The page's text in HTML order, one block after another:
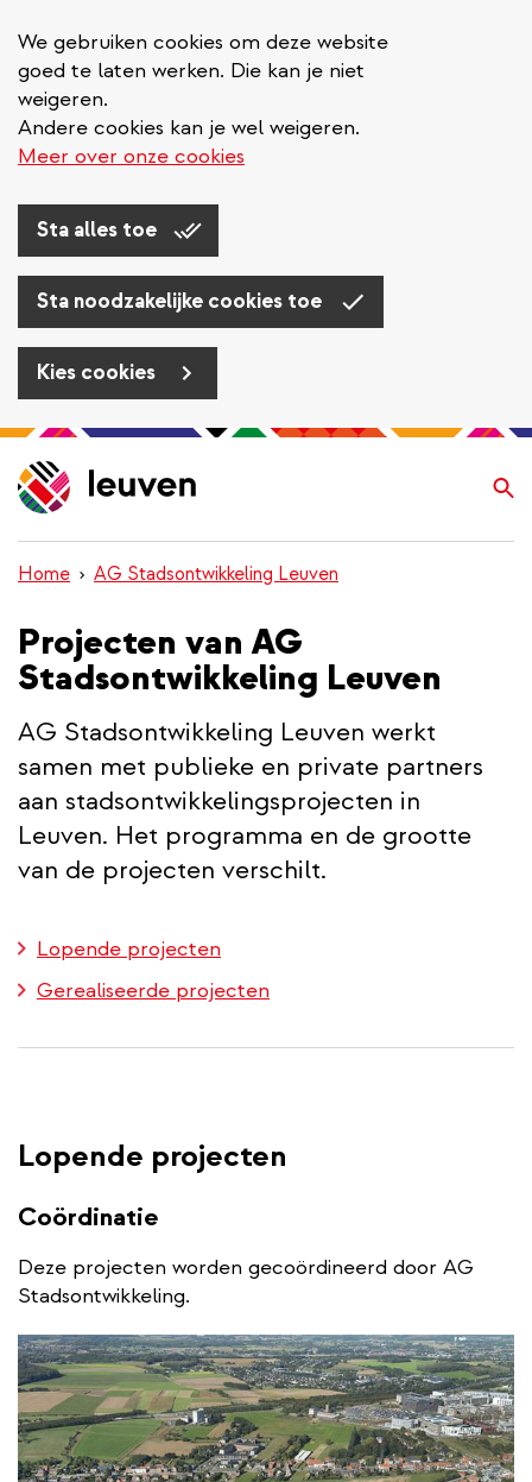
We gebruiken cookies om deze website
goed te laten werken. Die kan je niet
weigeren.
Andere cookies kan je wel weigeren.
Meer over onze cookies
Sta alles toe
Sta noodzakelijke cookies toe
Kies cookies
Overslaan
en
naar
inhoud
gaan
Home AG Stadsontwikkeling Leuven
Projecten van AG
Stadsontwikkeling Leuven
AG Stadsontwikkeling Leuven werkt
samen met publieke en private partners
aan stadsontwikkelingsprojecten in
Leuven. Het programma en de grootte
van de projecten verschilt.
Lopende projecten
Gerealiseerde projecten
Lopende projecten
Coördinatie
Deze projecten worden gecoördineerd door AG
Stadsontwikkeling.